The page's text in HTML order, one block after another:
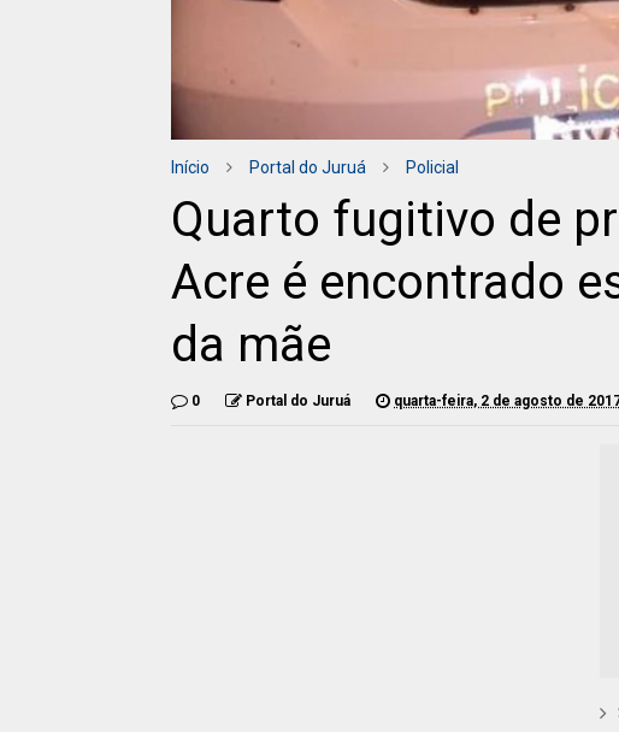
Início Portal do Juruá Policial
Quarto fugitivo de
Acre é encontrado
da mãe
0 Portal do Juruá quarta-feira, 2 de agosto de